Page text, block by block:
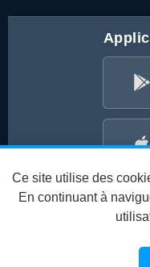
Ce site utilise des
En continuant à
Conditions